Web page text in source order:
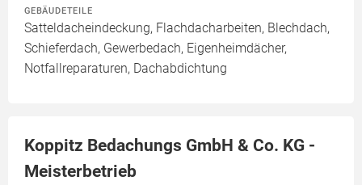
GEBÄUDETEILE
Satteldacheindeckung, Flachdacharbeiten, Blechdach,
Schieferdach, Gewerbedach, Eigenheimdächer,
Notfallreparaturen, Dachabdichtung
Koppitz Bedachungs GmbH & Co. KG -
Meisterbetrieb